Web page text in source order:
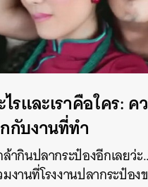
รและเราคือใคร: ค
กับงานที่ทำ
ล้ากินปลากระป๋องอีกเลยว่
งานที่โรงงานปลากระป๋อ